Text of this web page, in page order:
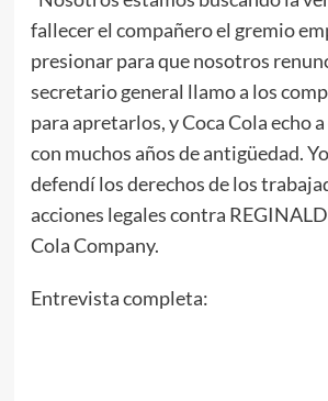
fallecer el compañero el gremio
presionar para que nosotros
secretario general llamo a los
para apretarlos, y Coca Cola echo
con muchos años de antigüedad.
defendí los derechos de los
acciones legales contra REGINALD
Cola Company.
Entrevista completa: